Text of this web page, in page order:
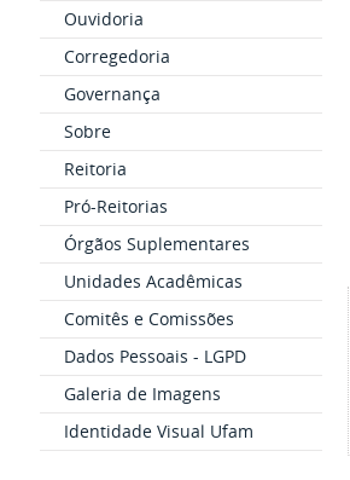
Ouvidoria
Corregedoria
Governança
Sobre
Reitoria
Pró-Reitorias
Órgãos Suplementares
Unidades Acadêmicas
Comitês e Comissões
Dados Pessoais - LGPD
Galeria de Imagens
Identidade Visual Ufam